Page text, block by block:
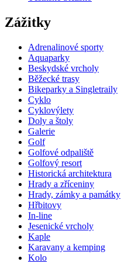
Zážitky
Adrenalinové sporty
Aquaparky
Beskydské vrcholy
Běžecké trasy
Bikeparky a Singletraily
Cyklo
Cyklovýlety
Doly a štoly
Galerie
Golf
Golfové odpaliště
Golfový resort
Historická architektura
Hrady a zříceniny
Hrady, zámky a památky
Hřbitovy
In-line
Jesenické vrcholy
Kaple
Karavany a kemping
Kolo